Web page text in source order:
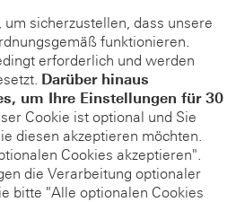
sicherzustellen, dass unsere
funktionieren.
erforderlich und werden
Darüber hinaus
um Ihre Einstellungen für 30
Cookie ist optional und Sie
diesen akzeptieren möchten.
Cookies akzeptieren".
die Verarbeitung optionaler
bitte "Alle optionalen Cookies